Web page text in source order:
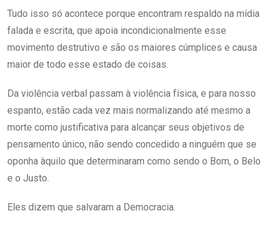
Tudo isso só acontece porque encontram respaldo na mídia
falada e escrita, que apoia incondicionalmente esse
movimento destrutivo e são os maiores cúmplices e causa
maior de todo esse estado de coisas.
Da violência verbal passam à violência física, e para nosso
espanto, estão cada vez mais normalizando até mesmo a
morte como justificativa para alcançar seus objetivos de
pensamento único, não sendo concedido a ninguém que se
oponha àquilo que determinaram como sendo o Bom, o Belo
e o Justo.
Eles dizem que salvaram a Democracia.